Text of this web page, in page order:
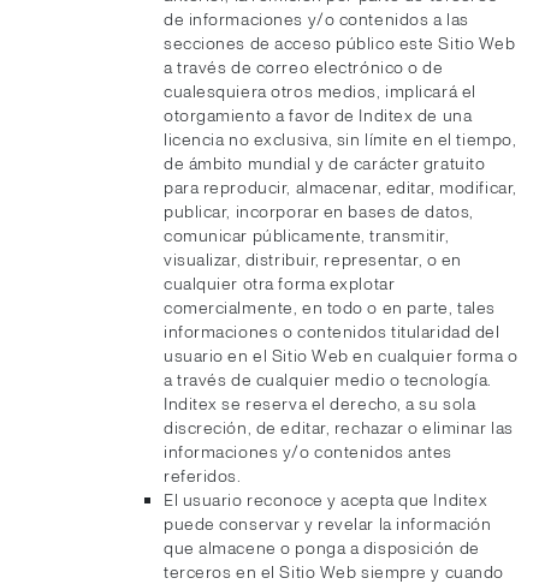
de informaciones y/o contenidos a las
secciones de acceso público este Sitio Web
a través de correo electrónico o de
cualesquiera otros medios, implicará el
otorgamiento a favor de Inditex de una
licencia no exclusiva, sin límite en el tiempo,
de ámbito mundial y de carácter gratuito
para reproducir, almacenar, editar, modificar,
publicar, incorporar en bases de datos,
comunicar públicamente, transmitir,
visualizar, distribuir, representar, o en
cualquier otra forma explotar
comercialmente, en todo o en parte, tales
informaciones o contenidos titularidad del
usuario en el Sitio Web en cualquier forma o
a través de cualquier medio o tecnología.
Inditex se reserva el derecho, a su sola
discreción, de editar, rechazar o eliminar las
informaciones y/o contenidos antes
referidos.
El usuario reconoce y acepta que Inditex
puede conservar y revelar la información
que almacene o ponga a disposición de
terceros en el Sitio Web siempre y cuando